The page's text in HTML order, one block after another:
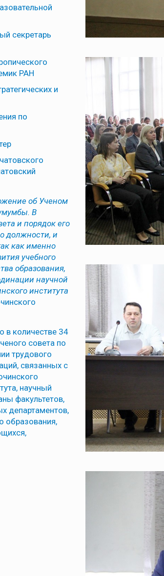
секретарь
РАН
и
по
об Ученом
В
и порядок его
должности, и
как именно
учебного
образования,
научной
института
в количестве 34
совета по
трудового
связанных с
научный
факультетов,
департаментов,
образования,